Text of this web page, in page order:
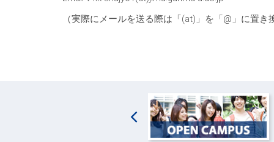
（実際にメールを送る際は「(at)」を「@」に置き